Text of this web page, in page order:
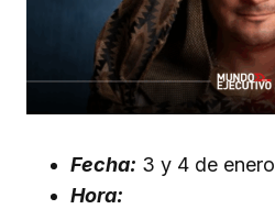
Fecha: 3 y 4 de enero
Hora: